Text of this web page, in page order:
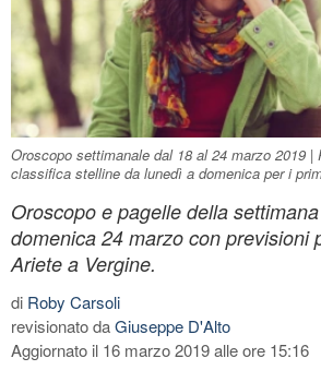
Oroscopo settimanale dal 18 al 24 marzo 2019
classifica stelline da lunedì a domenica per i
Oroscopo e pagelle della
domenica 24 marzo con previsioni
Ariete a Vergine.
di Roby Carsoli
revisionato daGiuseppe D'Alto
Aggiornato il 16 marzo 2019 alle ore 15:16